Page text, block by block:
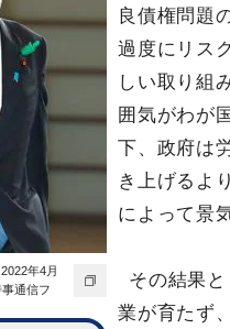
年4月
通信フ
良債権問題
過度にリス
しい取り組
囲気がわが
下、政府は
き上げるよ
によって景
その結果
業が育たず